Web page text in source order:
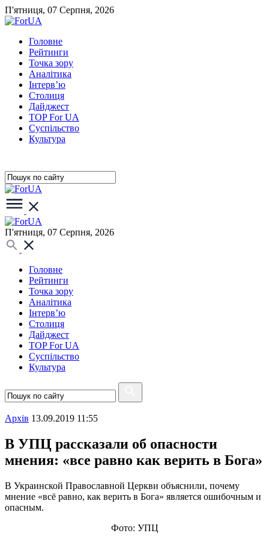
П'ятниця, 07 Серпня, 2026
Головне
Рейтинги
Точка зору
Аналітика
Інтерв’ю
Столиця
Дайджест
TOP For UA
Суспiльство
Культура
П'ятниця, 07 Серпня, 2026
Головне
Рейтинги
Точка зору
Аналітика
Інтерв’ю
Столиця
Дайджест
TOP For UA
Суспiльство
Культура
Архiв 13.09.2019 11:55
В УПЦ рассказали об опасности
мнения: «все равно как верить в Бога»
В Украинской Православной Церкви объяснили, почему
мнение «всё равно, как верить в Бога» является ошибочным и
опасным.
Фото: УПЦ